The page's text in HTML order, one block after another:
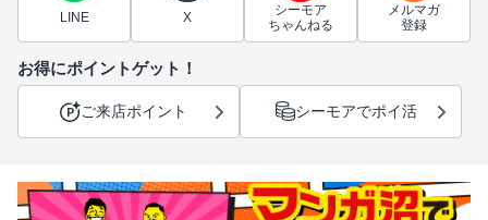
LINE X
シーモア
ちゃんねる
メルマガ
登録
お得にポイントゲット！
ご来店ポイント シーモアでポイ活